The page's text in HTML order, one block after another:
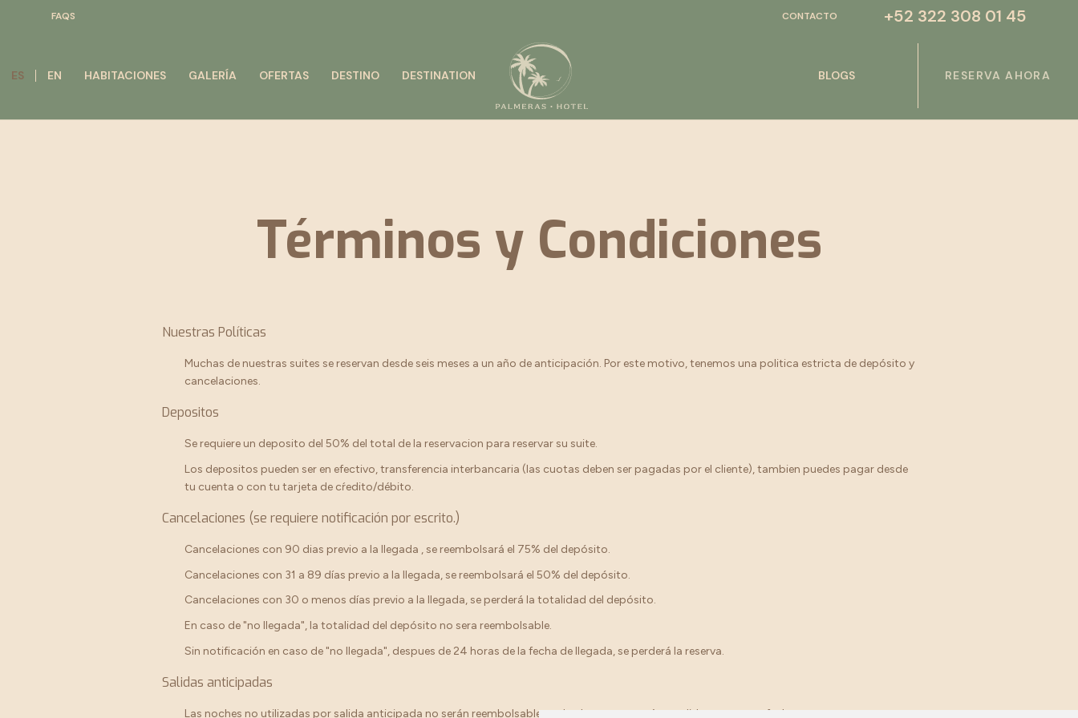
FAQS CONTACTO +52 322 308 01 45
ES EN HABITACIONES GALERÍA OFERTAS DESTINO DESTINATION BLOGS RESERVA AHORA
Términos y Condiciones
Nuestras Políticas
Muchas de nuestras suites se reservan desde seis meses a un año de anticipación. Por este motivo, tenemos una politica estricta de depósito y
cancelaciones.
Depositos
Se requiere un deposito del 50% del total de la reservacion para reservar su suite.
Los depositos pueden ser en efectivo, transferencia interbancaria (las cuotas deben ser pagadas por el cliente), tambien puedes pagar desde
tu cuenta o con tu tarjeta de cŕedito/débito.
Cancelaciones (se requiere notificación por escrito.)
Cancelaciones con 90 dias previo a la llegada , se reembolsará el 75% del depósito.
Cancelaciones con 31 a 89 días previo a la llegada, se reembolsará el 50% del depósito.
Cancelaciones con 30 o menos días previo a la llegada, se perderá la totalidad del depósito.
En caso de "no llegada", la totalidad del depósito no sera reembolsable.
Sin notificación en caso de "no llegada", despues de 24 horas de la fecha de llegada, se perderá la reserva.
Salidas anticipadas
Las noches no utilizadas por salida anticipada no serán reembolsable, todos los pagos serán perdidos para esas fechas.